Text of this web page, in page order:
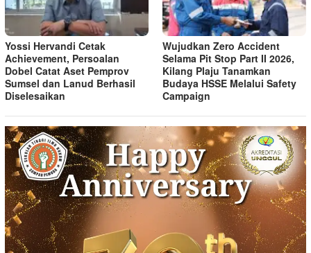
Yossi Hervandi Cetak
Achievement, Persoalan
Dobel Catat Aset Pemprov
Sumsel dan Lanud Berhasil
Diselesaikan
Wujudkan Zero Accident
Selama Pit Stop Part II 2026,
Kilang Plaju Tanamkan
Budaya HSSE Melalui Safety
Campaign